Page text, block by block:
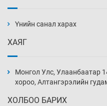
5 цаг 23 мин
5 цаг 53 мин
Үнийн санал харах
ХАЯГ
Монгол Улс, Улаанбаатар
хороо, Алтангэрэлийн
ХОЛБОО БАРИХ